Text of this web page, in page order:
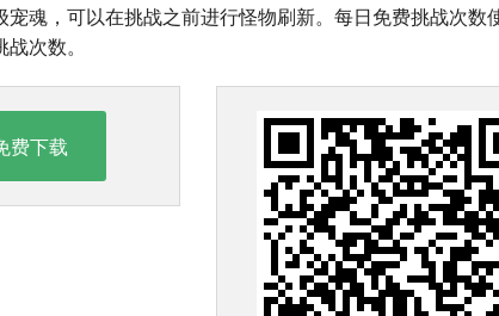
宠魂，可以在挑战之前进行怪物刷新。每日免费挑战次数
次数。
费下载